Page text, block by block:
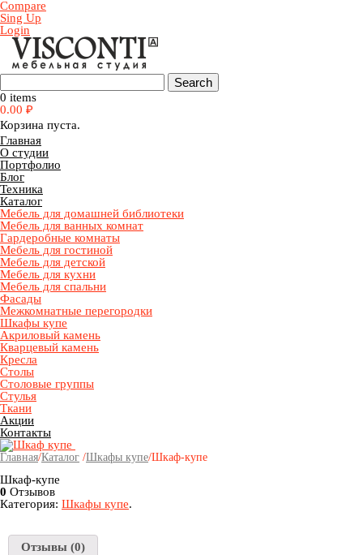
Compare
Sing Up
Login
0 items
0.00 ₽
Корзина пуста.
Главная
О студии
Портфолио
Блог
Техника
Каталог
Мебель для домашней библиотеки
Мебель для ванных комнат
Гардеробные комнаты
Мебель для гостиной
Мебель для детской
Мебель для кухни
Мебель для спальни
Фасады
Межкомнатные перегородки
Шкафы купе
Акриловый камень
Кварцевый камень
Кресла
Столы
Столовые группы
Стулья
Ткани
Акции
Контакты
Главная/Каталог /Шкафы купе/Шкаф-купе
Шкаф-купе
0 Отзывов
Категория: Шкафы купе.
Отзывы (0)